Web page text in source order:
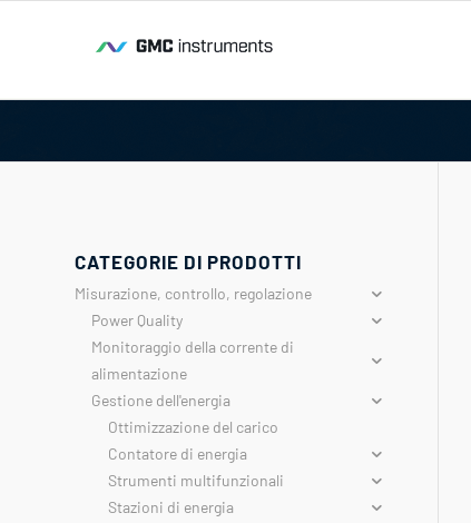
CATEGORIE DI PRODOTTI
Misurazione, controllo, regolazione
Power Quality
Monitoraggio della corrente di
alimentazione
Gestione dell'energia
Ottimizzazione del carico
Contatore di energia
Strumenti multifunzionali
Stazioni di energia